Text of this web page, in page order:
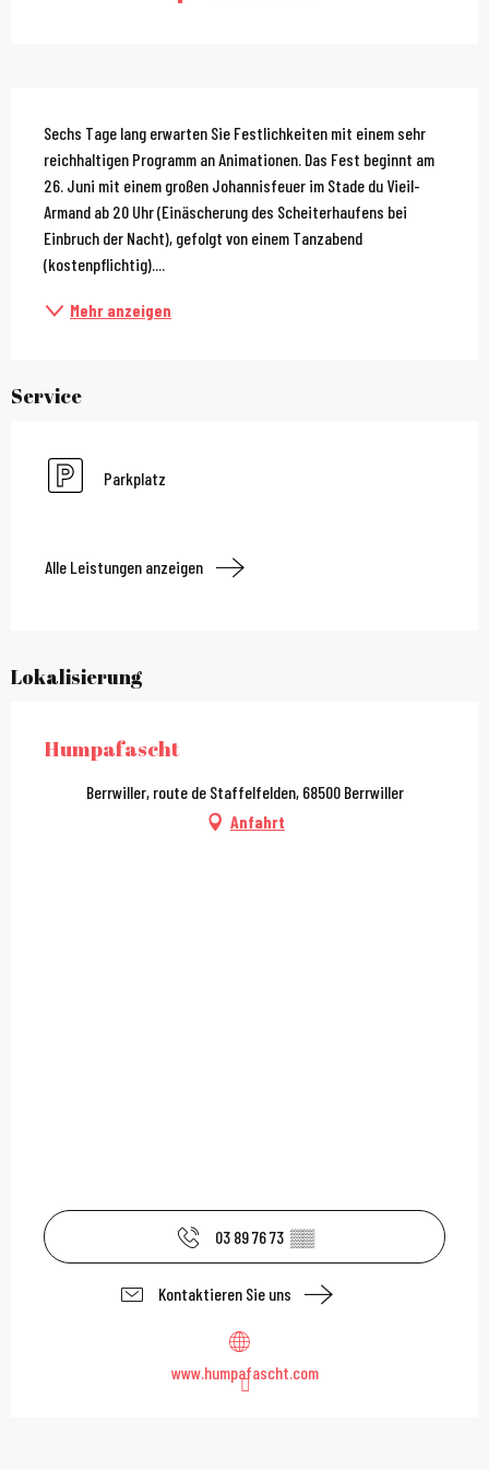
Beschreibung
Sechs Tage lang erwarten Sie Festlichkeiten mit einem sehr
reichhaltigen Programm an Animationen. Das Fest beginnt am
26. Juni mit einem großen Johannisfeuer im Stade du Vieil-
Armand ab 20 Uhr (Einäscherung des Scheiterhaufens bei
Einbruch der Nacht), gefolgt von einem Tanzabend
(kostenpflichtig)....
Mehr anzeigen
Service
Parkplatz
Alle Leistungen anzeigen
Lokalisierung
Humpafascht
Berrwiller, route de Staffelfelden, 68500 Berrwiller
Anfahrt
03 89 76 73 ▒▒
Kontaktieren Sie uns
www.humpafascht.com